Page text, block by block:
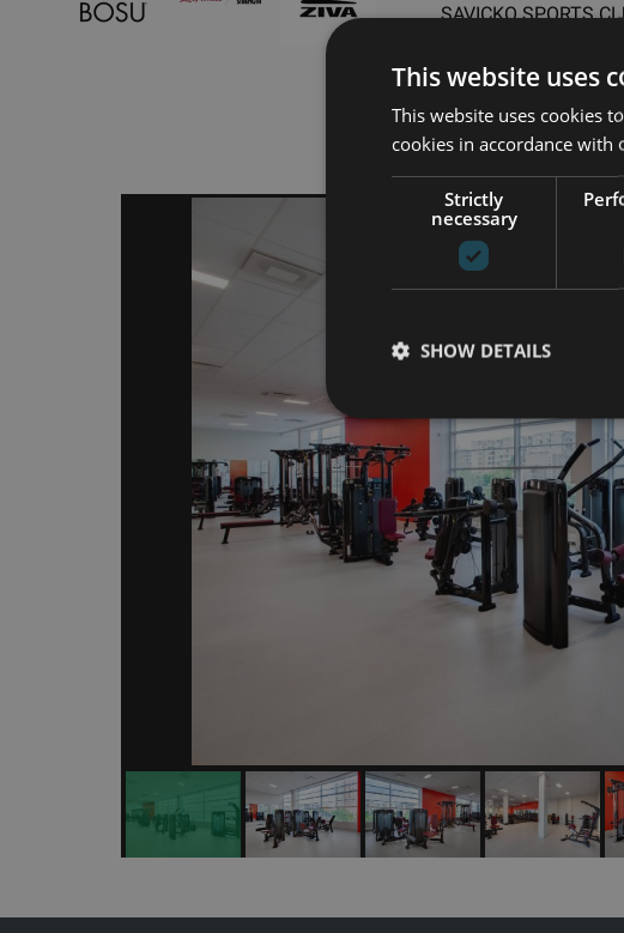
SAVICKO SPORTS
Назад
This website uses
This website uses cookies
cookies in accordance with
Strictly
necessary
SHOW DETAILS